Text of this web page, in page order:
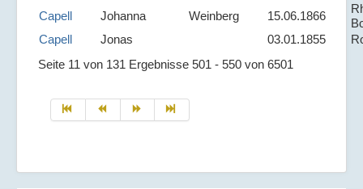
Capell
Johanna Weinberg 15.06.1866
Capell
Jonas 03.01.1855
Seite 11 von 131 Ergebnisse 501 - 550 von 6501